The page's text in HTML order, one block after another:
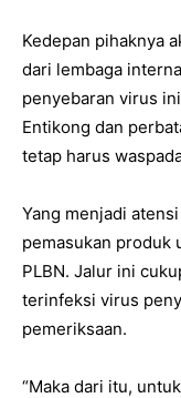
Kedepan pihaknya
dari lembaga
penyebaran virus
Entikong dan
tetap harus
Yang menjadi
pemasukan produk
PLBN. Jalur ini
terinfeksi virus
pemeriksaan.
“Maka dari itu,